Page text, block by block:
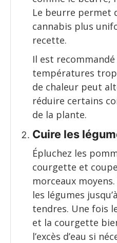
Le beurre permet
cannabis plus
recette.
Il est
températures trop
de chaleur peut
réduire certains
de la plante.
Cuire les
Épluchez les
courgette et
morceaux
les légumes
tendres. Une fois
et la courgette
l’excès d’eau si